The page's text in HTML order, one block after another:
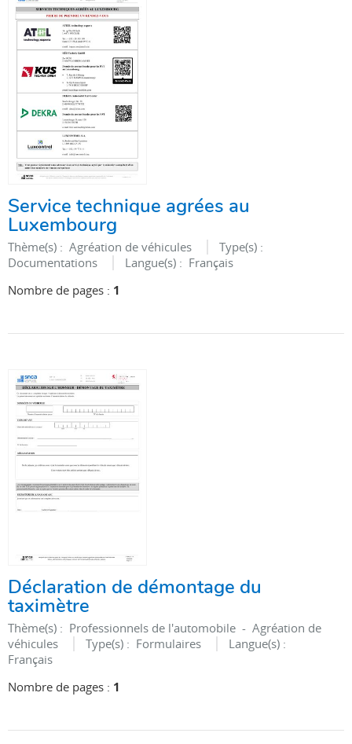
Service technique agrées au
Luxembourg
Thème(s) : Agréation de véhicules
Type(s) :
Documentations
Langue(s) : Français
Nombre de pages : 1
Déclaration de démontage du
taximètre
Thème(s) : Professionnels de l'automobile - Agréation de
véhicules
Type(s) : Formulaires
Langue(s) :
Français
Nombre de pages : 1